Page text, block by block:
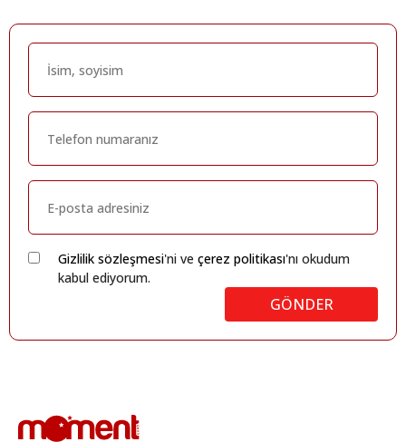
Gizlilik sözleşmesi'ni ve çerez politikası'nı okudum
kabul ediyorum.
GÖNDER